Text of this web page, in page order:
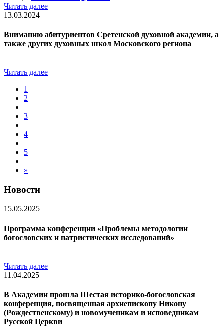
Читать далее
13.03.2024
Вниманию абитуриентов Сретенской духовной академии, а
также других духовных школ Московского региона
Читать далее
1
2
3
4
5
»
Новости
15.05.2025
Программа конференции «Проблемы методологии
богословских и патристических исследований»
Читать далее
11.04.2025
В Академии прошла Шестая историко-богословская
конференция, посвященная архиепископу Никону
(Рождественскому) и новомученикам и исповедникам
Русской Церкви